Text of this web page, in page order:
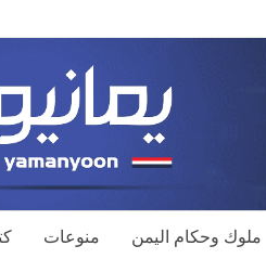
ملوك وحكام اليمن منوعات